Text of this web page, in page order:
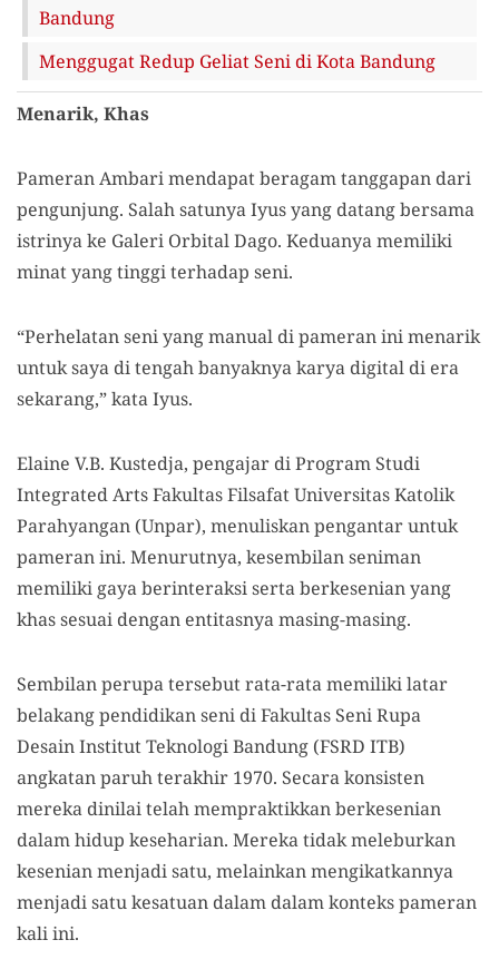
Bandung
Menggugat Redup Geliat Seni di Kota Bandung
Menarik, Khas
Pameran Ambari mendapat beragam tanggapan dari
pengunjung. Salah satunya Iyus yang datang bersama
istrinya ke Galeri Orbital Dago. Keduanya memiliki
minat yang tinggi terhadap seni.
“Perhelatan seni yang manual di pameran ini menarik
untuk saya di tengah banyaknya karya digital di era
sekarang,” kata Iyus.
Elaine V.B. Kustedja, pengajar di Program Studi
Integrated Arts Fakultas Filsafat Universitas Katolik
Parahyangan (Unpar), menuliskan pengantar untuk
pameran ini. Menurutnya, kesembilan seniman
memiliki gaya berinteraksi serta berkesenian yang
khas sesuai dengan entitasnya masing-masing.
Sembilan perupa tersebut rata-rata memiliki latar
belakang pendidikan seni di Fakultas Seni Rupa
Desain Institut Teknologi Bandung (FSRD ITB)
angkatan paruh terakhir 1970. Secara konsisten
mereka dinilai telah mempraktikkan berkesenian
dalam hidup keseharian. Mereka tidak meleburkan
kesenian menjadi satu, melainkan mengikatkannya
menjadi satu kesatuan dalam dalam konteks pameran
kali ini.